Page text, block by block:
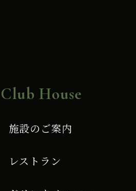
Club House
施設のご案内
レストラン